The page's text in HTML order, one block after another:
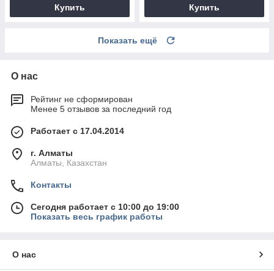
Купить Купить
Показать ещё
О нас
Рейтинг не сформирован
Менее 5 отзывов за последний год
Работает с 17.04.2014
г. Алматы
Алматы, Казахстан
Контакты
Сегодня работает с 10:00 до 19:00
Показать весь график работы
О нас